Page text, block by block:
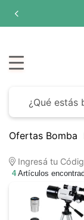
Ofertas Bomba
Ingresá tu
4Artículos